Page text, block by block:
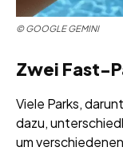
© GOOGLE GEMINI
Zwei Fast-
Viele Parks,
dazu,
um